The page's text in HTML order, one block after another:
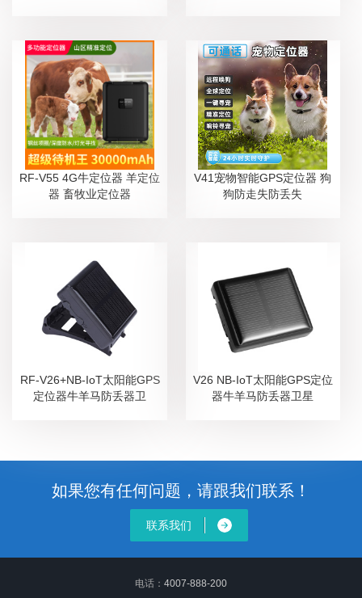
RF-V55 4G牛定位器 羊定位
器 畜牧业定位器
V41宠物智能GPS定位器 狗
狗防走失防丢失
RF-V26+NB-IoT太阳能GPS
定位器牛羊马防丢器卫
V26 NB-IoT太阳能GPS定位
器牛羊马防丢器卫星
如果您有任何问题，请跟我们联系！
联系我们
电话： 4007-888-200